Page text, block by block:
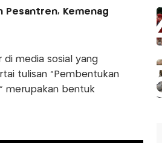
Pesantren, Kemenag
media sosial yang
tulisan “Pembentukan
merupakan bentuk